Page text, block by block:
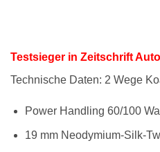
Testsieger in Zeitschrift
Technische Daten: 2 Wege
Power Handling 60/100
19 mm Neodymium-Silk-